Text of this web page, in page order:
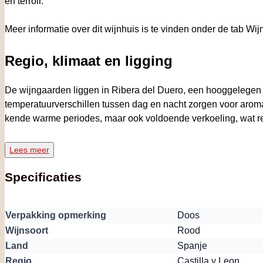
Meer informatie over dit wijnhuis is te vinden onder de tab
Regio, klimaat en ligging
De wijngaarden liggen in Ribera del Duero, een
temperatuurverschillen tussen dag en nacht zorgen voor
kende warme periodes, maar ook voldoende verkoeling, wat
Wijngaarden
Malleolus is afkomstig van geselecteerde percelen met oude
de geschiedenis van het wijnhuis en markeerde een
Latijn, is een eerbetoon aan de oude wijnstokken van
uitgesproken karakter en een perfecte balans tussen rijpheid
Lees meer
Specificaties
Verpakking opmerking
Doos
Wijnsoort
Rood
Land
Spanje